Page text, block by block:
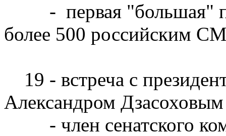
- первая "большая"
более 500 российским
19 - встреча с
Александром Дзасоховым
- член сенатского